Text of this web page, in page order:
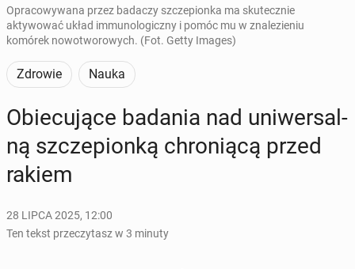
Opracowywana przez badaczy szczepionka ma skutecznie
aktywować układ immunologiczny i pomóc mu w znalezieniu
komórek nowotworowych. (Fot. Getty Images)
Zdrowie Nauka
Obie­cu­ją­ce badania nad uni­wer­sal­
ną szcze­pion­ką chro­nią­cą przed
rakiem
28 LIPCA 2025, 12:00
Ten tekst przeczytasz w 3 minuty